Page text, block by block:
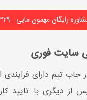
رایگان مهمون مایی : 09357669329
سایت فوری
تیم دارای
از دیگری با تایید